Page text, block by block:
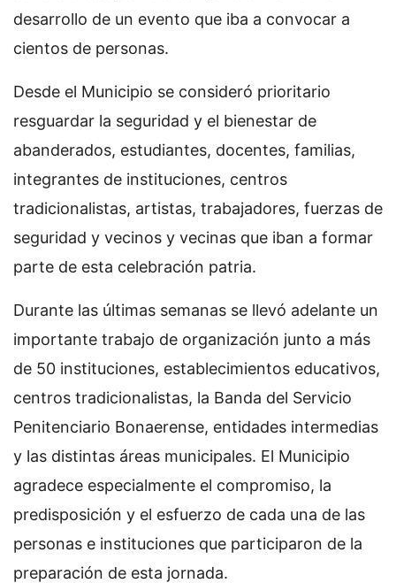
desarrollo de un evento que iba a convocar a
cientos de personas.
Desde el Municipio se consideró prioritario
resguardar la seguridad y el bienestar de
abanderados, estudiantes, docentes, familias,
integrantes de instituciones, centros
tradicionalistas, artistas, trabajadores, fuerzas de
seguridad y vecinos y vecinas que iban a formar
parte de esta celebración patria.
Durante las últimas semanas se llevó adelante un
importante trabajo de organización junto a más
de 50 instituciones, establecimientos educativos,
centros tradicionalistas, la Banda del Servicio
Penitenciario Bonaerense, entidades intermedias
y las distintas áreas municipales. El Municipio
agradece especialmente el compromiso, la
predisposición y el esfuerzo de cada una de las
personas e instituciones que participaron de la
preparación de esta jornada.